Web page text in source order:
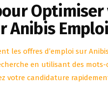
Anibis
les offres d’emploi sur
en utilisant des
votre candidature